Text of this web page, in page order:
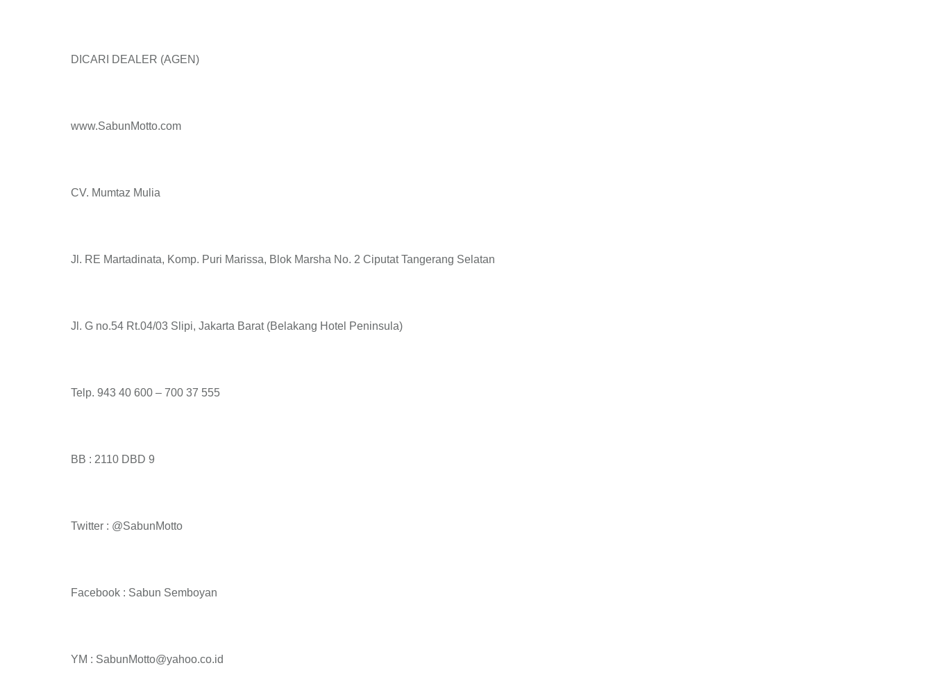
DICARI DEALER (AGEN)
www.SabunMotto.com
CV. Mumtaz Mulia
Jl. RE Martadinata, Komp. Puri Marissa, Blok Marsha No. 2 Ciputat Tangerang Selatan
Jl. G no.54 Rt.04/03 Slipi, Jakarta Barat (Belakang Hotel Peninsula)
Telp. 943 40 600 – 700 37 555
BB : 2110 DBD 9
Twitter : @SabunMotto
Facebook : Sabun Semboyan
YM : SabunMotto@yahoo.co.id